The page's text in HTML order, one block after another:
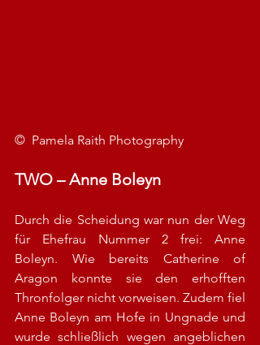
©  Pamela Raith Photography
TWO – Anne Boleyn
Durch die Scheidung war nun der Weg
für Ehefrau Nummer 2 frei: Anne
Boleyn. Wie bereits Catherine of
Aragon konnte sie den erhofften
Thronfolger nicht vorweisen. Zudem fiel
Anne Boleyn am Hofe in Ungnade und
wurde schließlich wegen angeblichen